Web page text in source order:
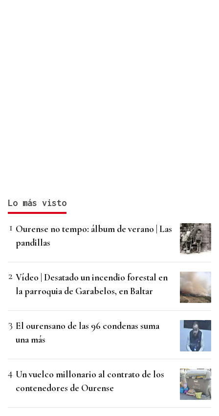
Lo más visto
Ourense no tempo: álbum de verano | Las
pandillas
Vídeo | Desatado un incendio forestal en
la parroquia de Garabelos, en Baltar
El ourensano de las 96 condenas suma
una más
Un vuelco millonario al contrato de los
contenedores de Ourense